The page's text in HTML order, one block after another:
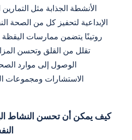
الأنشطة الجذابة مثل
الإبداعية لتحفيز كل من الصحة
روتينًا يتضمن ممارسات اليقظة
تقلل من القلق وتحسن
الوصول إلى موارد
الاستشارات ومجموعات
كيف يمكن أن تحسن النشاط